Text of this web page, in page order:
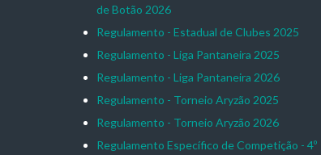
de Botão 2026
Regulamento - Estadual de Clubes 2025
Regulamento - Liga Pantaneira 2025
Regulamento - Liga Pantaneira 2026
Regulamento - Torneio Aryzão 2025
Regulamento - Torneio Aryzão 2026
Regulamento Específico de Competição - 4º